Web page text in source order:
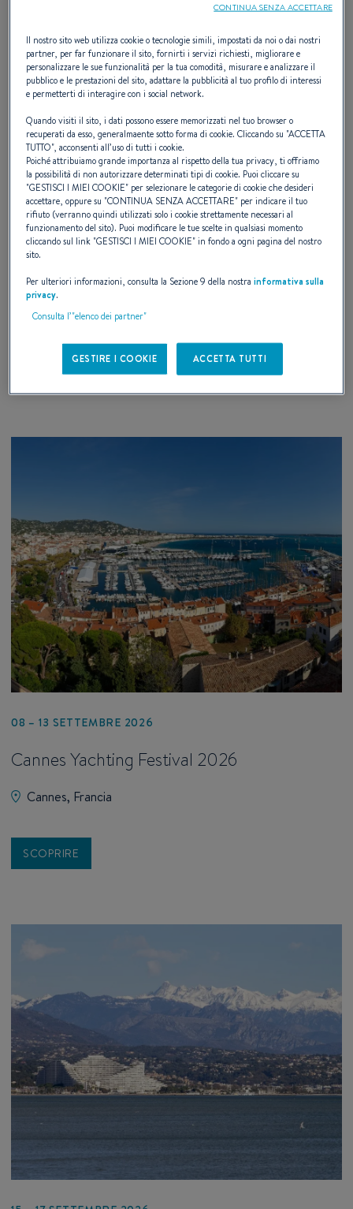
27 – 29 AUGUST 2026
Prove in Mare Bandol 2026
Bandol, Francia
SCOPRIRE
08 – 13 SETTEMBRE 2026
Cannes Yachting Festival 2026
Cannes, Francia
SCOPRIRE
Il nostro sito web utilizza cookie o tecnologie simili, impostati da noi o dai nostri
partner, per far funzionare il sito, fornirti i servizi richiesti, migliorare e
personalizzare le sue funzionalità per la tua comodità, misurare e analizzare il
pubblico e le prestazioni del sito, adattare la pubblicità al tuo profilo di interessi
e permetterti di interagire con i social network.
Quando visiti il sito, i dati possono essere memorizzati nel tuo browser o
recuperati da esso, generalmaente sotto forma di cookie. Cliccando su "ACCETTA
TUTTO", acconsenti all’uso di tutti i cookie.
Poiché attribuiamo grande importanza al rispetto della tua privacy, ti offriamo
la possibilità di non autorizzare determinati tipi di cookie. Puoi cliccare su
"GESTISCI I MIEI COOKIE" per selezionare le categorie di cookie che desideri
accettare, oppure su "CONTINUA SENZA ACCETTARE" per indicare il tuo
rifiuto (verranno quindi utilizzati solo i cookie strettamente necessari al
funzionamento del sito). Puoi modificare le tue scelte in qualsiasi momento
cliccando sul link "GESTISCI I MIEI COOKIE" in fondo a ogni pagina del nostro
sito.
Per ulteriori informazioni, consulta la Sezione 9 della nostrainformativa sulla
privacy.
Consulta l’"elenco dei partner"
GESTIRE I COOKIE ACCETTA TUTTI
CONTINUA SENZA ACCETTARE